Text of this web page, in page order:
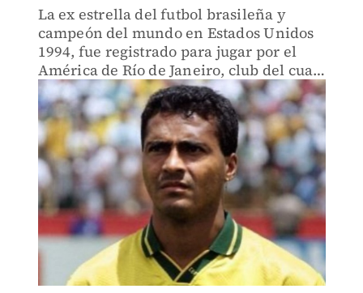
La ex estrella del futbol brasileña y
campeón del mundo en Estados Unidos
1994, fue registrado para jugar por el
América de Río de Janeiro, club del cual
es hincha